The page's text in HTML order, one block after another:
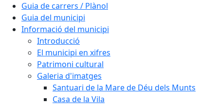
Guia de carrers / Plànol
Guia del municipi
Informació del municipi
Introducció
El municipi en xifres
Patrimoni cultural
Galeria d'imatges
Santuari de la Mare de Déu dels Munts
Casa de la Vila